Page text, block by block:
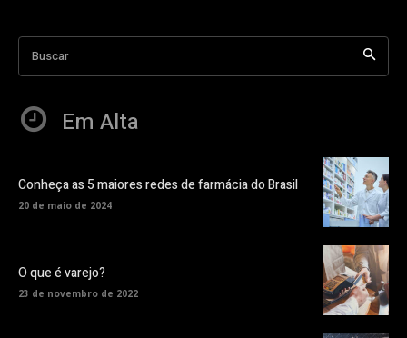
Buscar
Em Alta
Conheça as 5 maiores redes de farmácia do Brasil
20 de maio de 2024
O que é varejo?
23 de novembro de 2022